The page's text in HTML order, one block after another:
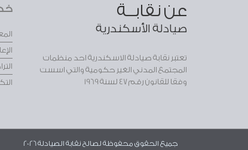
عن نقابــة
صيادلة الأسكندرية
تعتبر نقابة صيادلة الاسكندرية احد منظمات
المجتمع المدني الغير حكومية والتي اسست
وفقا للقانون رقم 47 لسنة 1969
جميع الحقوق محفوظة لصالح نقابة الصيادلة 2026